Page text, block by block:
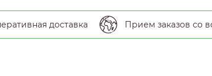
доставка Прием заказов со